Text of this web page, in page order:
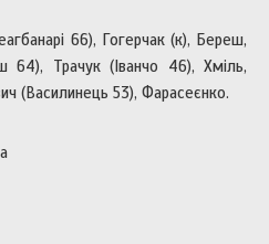
66), Гогерчак (к), Береш,
64), Трачук (Іванчо 46), Хміль,
(Василинець 53), Фарасеєнко.